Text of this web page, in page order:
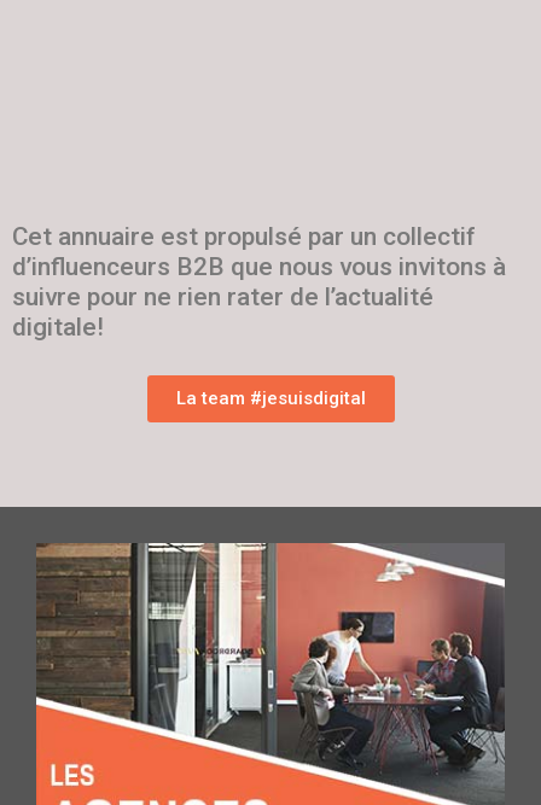
Cet annuaire est propulsé par un collectif
d’influenceurs B2B que nous vous invitons à
suivre pour ne rien rater de l’actualité
digitale!
La team #jesuisdigital